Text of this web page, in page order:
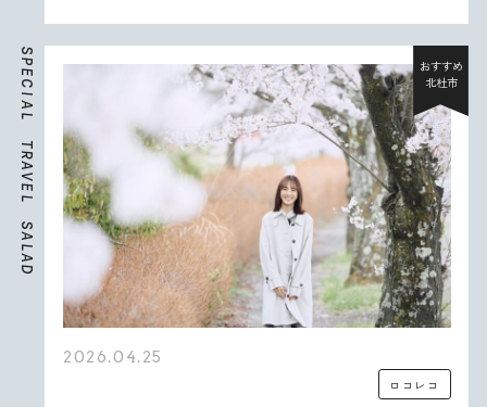
S
P
E
C
I
A
L
T
R
A
V
E
L
S
A
L
A
D
おすすめ
北杜市
2026.04.25
ロコレコ